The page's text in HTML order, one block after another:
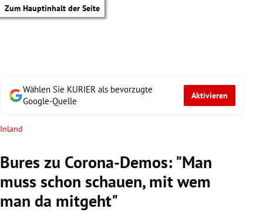
Zum Hauptinhalt der Seite
Wählen Sie KURIER als bevorzugte
Google-Quelle
Aktivieren
Inland
Bures zu Corona-Demos: "Man
muss schon schauen, mit wem
man da mitgeht"